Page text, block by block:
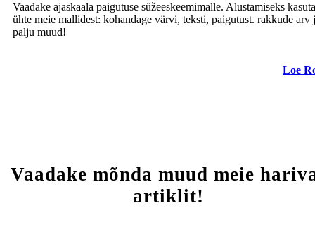
Vaadake ajaskaala paigutuse süžeeskeemimalle. Alustamiseks
ühte meie mallidest: kohandage värvi, teksti, paigutust. rakkude arv
palju muud!
Loe
Vaadake mõnda muud meie
artiklit!